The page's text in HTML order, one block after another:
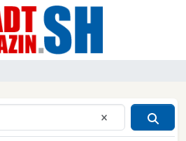
Eingabe